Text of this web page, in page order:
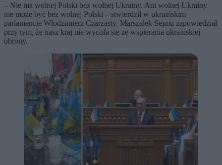
– Nie ma wolnej Polski bez wolnej Ukrainy. Ani wolnej Ukrainy
nie może być bez wolnej Polski – stwierdził w ukraińskim
parlamencie Włodzimierz Czarzasty. Marszałek Sejmu zapowiedział
przy tym, że nasz kraj nie wycofa się ze wspierania ukraińskiej
obrony.